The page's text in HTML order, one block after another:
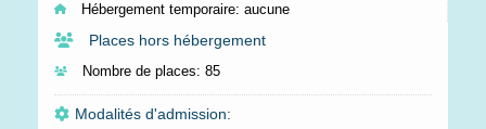
Hébergement temporaire: aucune
Places hors hébergement
Nombre de places: 85
Modalités d'admission: